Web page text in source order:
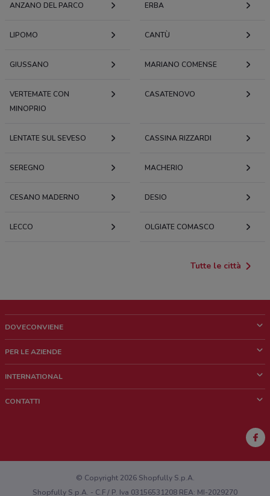
ANZANO DEL PARCO ERBA
LIPOMO CANTÙ
GIUSSANO MARIANO COMENSE
VERTEMATE CON
MINOPRIO
CASATENOVO
LENTATE SUL SEVESO CASSINA RIZZARDI
SEREGNO MACHERIO
CESANO MADERNO DESIO
LECCO OLGIATE COMASCO
Tutte le città
DOVECONVIENE
Chi siamo
Lavora con noi
PER LE AZIENDE
Richieste commerciali e marketing
INTERNATIONAL
CONTATTI
Hai un malfunzionamento sul web o sull'app?
© Copyright 2026 Shopfully S.p.A.
Shopfully S.p.A. - C.F / P. Iva 03156531208 REA: MI-2029270